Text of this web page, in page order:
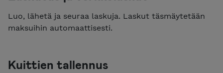
Luo, lähetä ja seuraa laskuja. Laskut täsmäytetään
maksuihin automaattisesti.
Kuittien tallennus